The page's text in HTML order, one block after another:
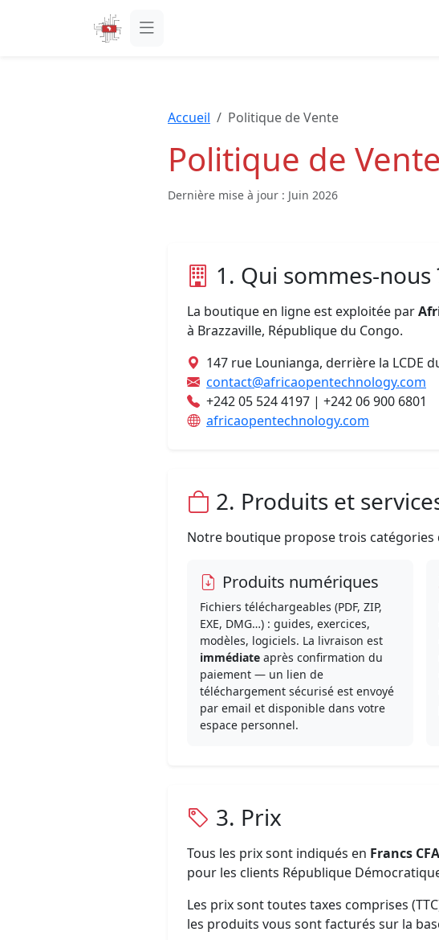
Accueil Politique de Vente
Politique de Vente
Dernière mise à jour : Juin 2026
1. Qui sommes-nous
La boutique en ligne est exploitée par
à Brazzaville, République du Congo.
147 rue Lounianga, derrière la LCDE
contact@africaopentechnology.com
+242 05 524 4197 | +242 06 900 6801
africaopentechnology.com
2. Produits et
Notre boutique propose trois catégories
Produits numériques
Fichiers téléchargeables (PDF, ZIP,
EXE, DMG…) : guides, exercices,
modèles, logiciels. La livraison est
immédiate après confirmation du
paiement — un lien de
téléchargement sécurisé est envoyé
par email et disponible dans votre
espace personnel.
3. Prix
Tous les prix sont indiqués en Francs
pour les clients République
Les prix sont toutes taxes comprises
les produits vous sont facturés sur la